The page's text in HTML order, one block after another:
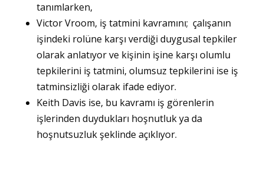
tanımlarken,
Victor Vroom, iş tatmini kavramını; çalışanın
işindeki rolüne karşı verdiği duygusal tepkiler
olarak anlatıyor ve kişinin işine karşı olumlu
tepkilerini iş tatmini, olumsuz tepkilerini ise iş
tatminsizliği olarak ifade ediyor.
Keith Davis ise, bu kavramı iş görenlerin
işlerinden duydukları hoşnutluk ya da
hoşnutsuzluk şeklinde açıklıyor.